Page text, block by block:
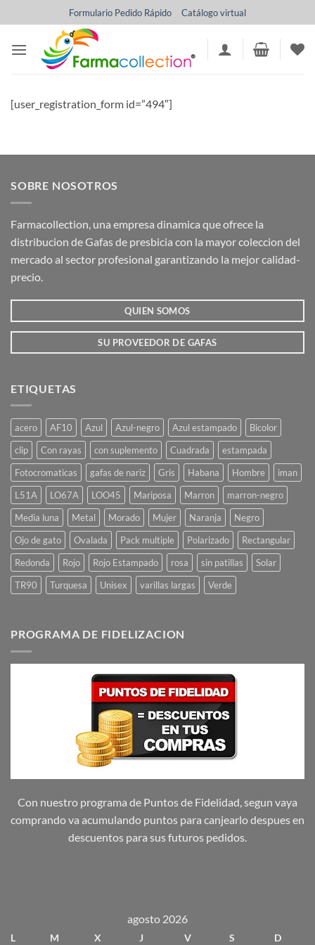
al
contenido
Formulario Pedido Rápido Catálogo virtual
[user_registration_form id=”494″]
SOBRE NOSOTROS
Farmacollection, una empresa dinamica que ofrece la
distribucion de Gafas de presbicia con la mayor coleccion del
mercado al sector profesional garantizando la mejor calidad-
precio.
QUIEN SOMOS
SU PROVEEDOR DE GAFAS
ETIQUETAS
acero AF10 Azul Azul-negro Azul estampado
Bicolor
clip
Con rayas con suplemento Cuadrada
estampada
Fotocromaticas
gafas de nariz Gris Habana Hombre
iman
L51A
LO67A LOO45 Mariposa Marron
marron-negro
Media luna
Metal Morado Mujer Naranja
Negro
Ojo de gato
Ovalada Pack multiple Polarizado
Rectangular
Redonda
Rojo Rojo Estampado rosa sin patillas
Solar
TR90
Turquesa Unisex varillas largas Verde
PROGRAMA DE FIDELIZACION
Con nuestro programa de Puntos de Fidelidad, segun vaya
comprando va acumulando puntos para canjearlo despues en
descuentos para sus futuros pedidos.
agosto 2026
L M X J V S D